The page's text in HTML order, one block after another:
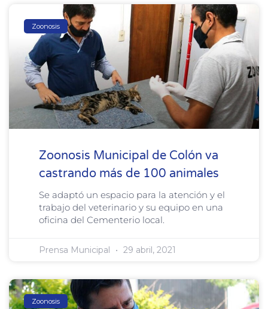
Zoonosis
Zoonosis Municipal de Colón va
castrando más de 100 animales
Se adaptó un espacio para la atención y el
trabajo del veterinario y su equipo en una
oficina del Cementerio local.
Prensa Municipal 29 abril, 2021
Zoonosis